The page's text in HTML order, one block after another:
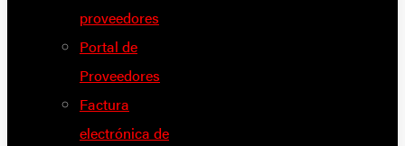
proveedores
Portal de
Proveedores
Factura
electrónica de